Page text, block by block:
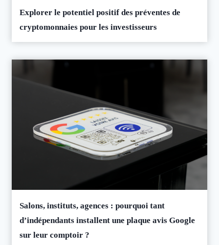
Explorer le potentiel positif des préventes de
cryptomonnaies pour les investisseurs
Salons, instituts, agences : pourquoi tant
d’indépendants installent une plaque avis Google
sur leur comptoir ?